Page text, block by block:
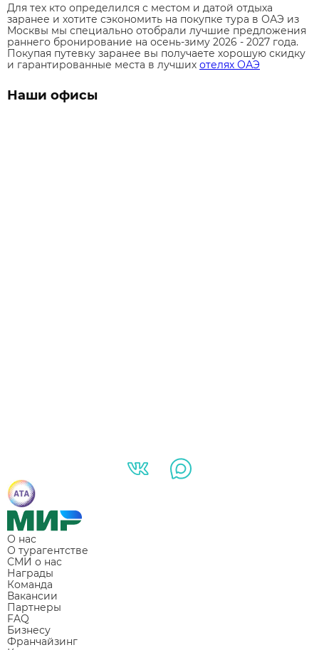
Для тех кто определился с местом и датой отдыха
заранее и хотите сэкономить на покупке тура в ОАЭ из
Москвы мы специально отобрали лучшие предложения
раннего бронирование на осень-зиму 2026 - 2027 года.
Покупая путевку заранее вы получаете хорошую скидку
и гарантированные места в лучших отелях ОАЭ
Наши офисы
О нас
О турагентстве
СМИ о нас
Награды
Команда
Вакансии
Партнеры
FAQ
Бизнесу
Франчайзинг